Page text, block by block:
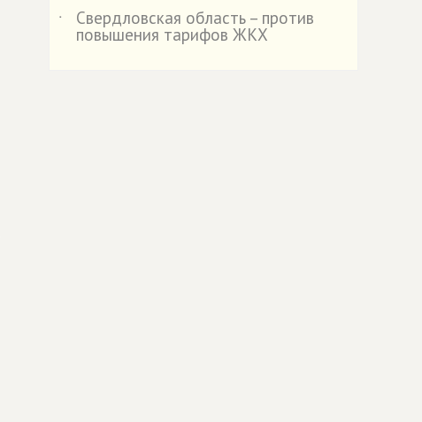
˙
Свердловская область – против
повышения тарифов ЖКХ